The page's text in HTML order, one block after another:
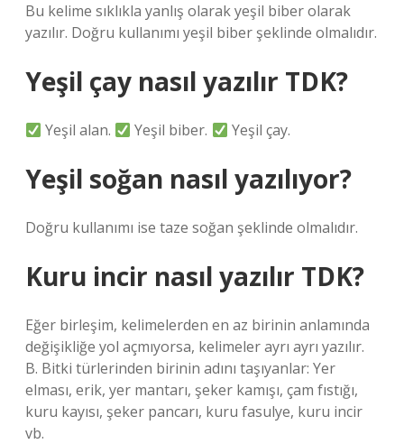
Bu kelime sıklıkla yanlış olarak yeşil biber olarak
yazılır. Doğru kullanımı yeşil biber şeklinde olmalıdır.
Yeşil çay nasıl yazılır TDK?
Yeşil alan. Yeşil biber. Yeşil çay.
Yeşil soğan nasıl yazılıyor?
Doğru kullanımı ise taze soğan şeklinde olmalıdır.
Kuru incir nasıl yazılır TDK?
Eğer birleşim, kelimelerden en az birinin anlamında
değişikliğe yol açmıyorsa, kelimeler ayrı ayrı yazılır.
B. Bitki türlerinden birinin adını taşıyanlar: Yer
elması, erik, yer mantarı, şeker kamışı, çam fıstığı,
kuru kayısı, şeker pancarı, kuru fasulye, kuru incir
vb.